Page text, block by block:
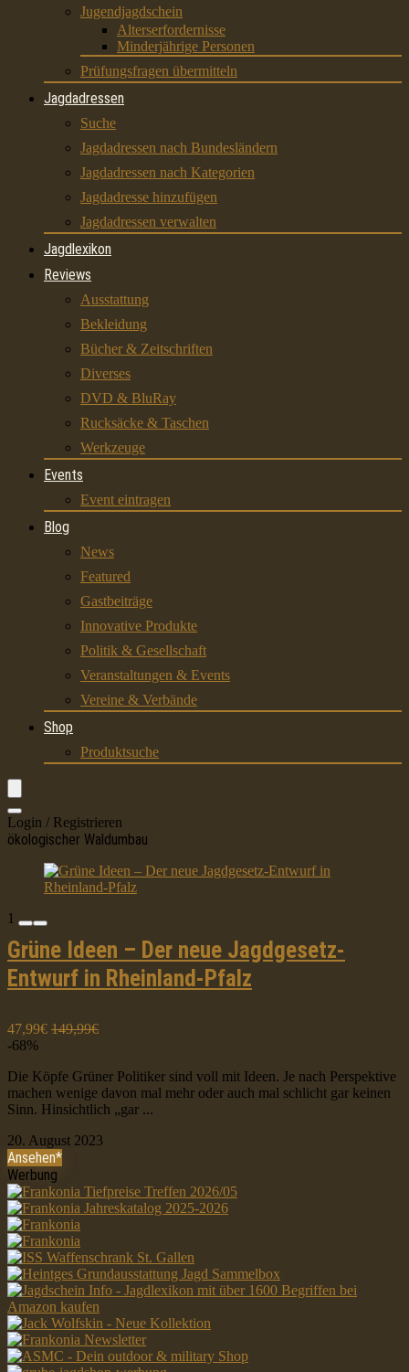
Jugendjagdschein
Alterserfordernisse
Minderjährige Personen
Prüfungsfragen übermitteln
Jagdadressen
Suche
Jagdadressen nach Bundesländern
Jagdadressen nach Kategorien
Jagdadresse hinzufügen
Jagdadressen verwalten
Jagdlexikon
Reviews
Ausstattung
Bekleidung
Bücher & Zeitschriften
Diverses
DVD & BluRay
Rucksäcke & Taschen
Werkzeuge
Events
Event eintragen
Blog
News
Featured
Gastbeiträge
Innovative Produkte
Politik & Gesellschaft
Veranstaltungen & Events
Vereine & Verbände
Shop
Produktsuche
Login / Registrieren
ökologischer Waldumbau
1
Grüne Ideen – Der neue Jagdgesetz-
Entwurf in Rheinland-Pfalz
47,99€ 149,99€
-68%
Die Köpfe Grüner Politiker sind voll mit Ideen. Je nach Perspektive
machen wenige davon mal mehr oder auch mal schlicht gar keinen
Sinn. Hinsichtlich „gar ...
20. August 2023
Ansehen*
Werbung